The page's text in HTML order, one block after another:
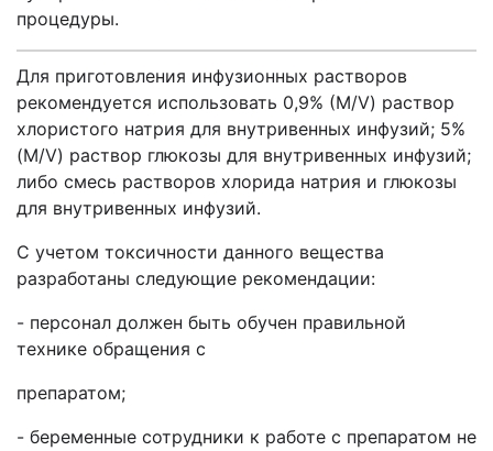
процедуры.
Для приготовления инфузионных растворов
рекомендуется использовать 0,9% (M/V) раствор
хлористого натрия для внутривенных инфузий; 5%
(M/V) раствор глюкозы для внутривенных инфузий;
либо смесь растворов хлорида натрия и глюкозы
для внутривенных инфузий.
С учетом токсичности данного вещества
разработаны следующие рекомендации:
- персонал должен быть обучен правильной
технике обращения с
препаратом;
- беременные сотрудники к работе с препаратом не